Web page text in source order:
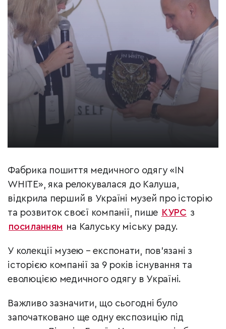
Фабрика пошиття медичного одягу «IN
WHITE», яка релокувалася до Калуша,
відкрила перший в Україні музей про історію
та розвиток своєї компанії, пише КУРС з
посиланням на Калуську міську раду.
У колекції музею – експонати, пов’язані з
історією компанії за 9 років існування та
еволюцією медичного одягу в Україні.
Важливо зазначити, що сьогодні було
започатковано ще одну експозицію під